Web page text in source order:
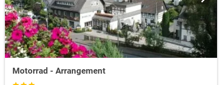
Motorrad - Arrangement